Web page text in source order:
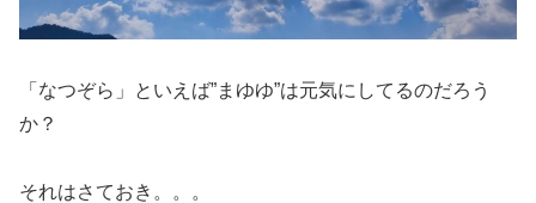
「なつぞら」といえば”まゆゆ”は元気にしてるのだろう
か？
それはさておき。。。